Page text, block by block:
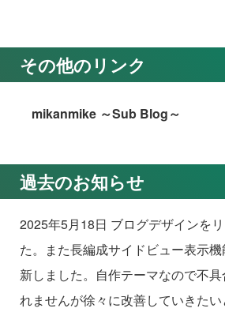
その他のリンク
mikanmike ～Sub Blog～
過去のお知らせ
2025年5月18日 ブログデザインを
た。また長編成サイドビュー表示
新しました。自作テーマなので不
れませんが徐々に改善していきたい